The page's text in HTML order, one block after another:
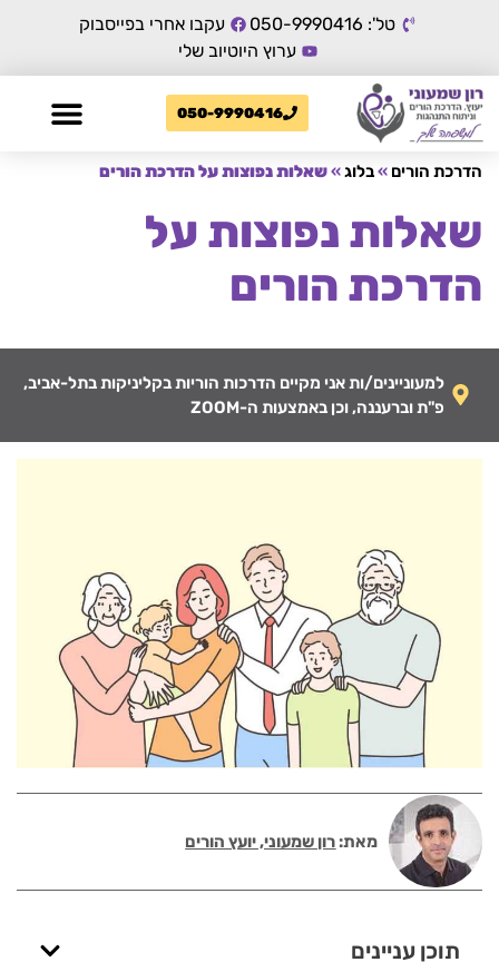
טל': 050-9990416
עקבו אחרי בפייסבוק
ערוץ היוטיוב שלי
050-9990416
הדרכת הורים »בלוג»שאלות נפוצות על הדרכת הורים
שאלות נפוצות על
הדרכת הורים
למעוניינים/ות אני מקיים הדרכות הוריות בקליניקות בתל-אביב,
פ"ת וברעננה, וכן באמצעות ה-ZOOM
מאת:רון שמעוני, יועץ הורים
תוכן עניינים